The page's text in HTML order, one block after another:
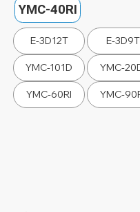
YMC-40RI
E-3D12T E-3D9T
YMC-101D YMC-
YMC-60RI YMC-